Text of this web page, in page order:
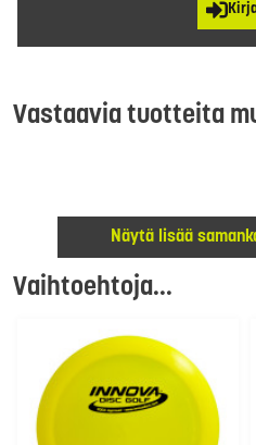
Vastaavia tuotteita
Näytä lisää
Vaihtoehtoja...